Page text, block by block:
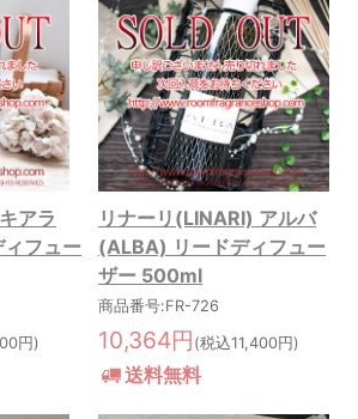
アラ
フュー
円)
リナーリ(LINARI) アルバ
(ALBA) リードディフュー
ザー 500ml
商品番号:FR-726
10,364円 (税込11,400円)
送料無料